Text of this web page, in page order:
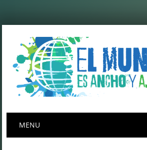
Menú principal
MENU